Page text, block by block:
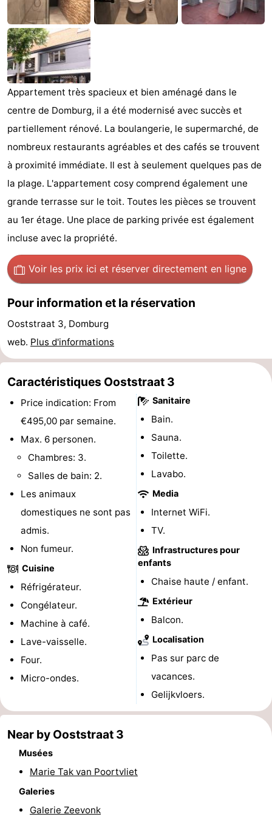
Voir
et
faire
Lieux
d'intérêt
-
Musées
-
Monuments
-
Moulins
-
Phares
-
Points
de
vue
Attractions
-
Terrains
jeux
-
de
jeux
Bowling
-
Parcours
mini-
golf
Centres
bien-
être
&
villes
Nature
Visites
guidées
Sports
Piscines
Faire
du
vélo
Randonnée
-
Équitation
-
Manèges
Terrains
-
Peche
de
l'anneau
Boire
Événements
Forum
Appartement très spacieux et bien aménagé dans le
centre de Domburg, il a été modernisé avec succès et
partiellement rénové. La boulangerie, le supermarché, de
nombreux restaurants agréables et des cafés se trouvent
à proximité immédiate. Il est à seulement quelques pas de
la plage. L'appartement cosy comprend également une
grande terrasse sur le toit. Toutes les pièces se trouvent
au 1er étage. Une place de parking privée est également
incluse avec la propriété.
Voir les prix ici et réserver directement en ligne
Pour information et la réservation
Ooststraat 3, Domburg
web. Plus d'informations
Caractéristiques Ooststraat 3
Price indication: From
€495,00 par semaine.
Max. 6 personen.
Chambres: 3.
Salles de bain: 2.
Les animaux
domestiques ne sont pas
admis.
Non fumeur.
Cuisine
Réfrigérateur.
Congélateur.
Machine à café.
Lave-vaisselle.
Four.
Micro-ondes.
Sanitaire
Bain.
Sauna.
Toilette.
Lavabo.
Media
Internet WiFi.
TV.
Infrastructures pour
enfants
Chaise haute / enfant.
Extérieur
Balcon.
Localisation
Pas sur parc de
vacances.
Gelijkvloers.
Near by Ooststraat 3
Musées
Marie Tak van Poortvliet
Galeries
Galerie Zeevonk